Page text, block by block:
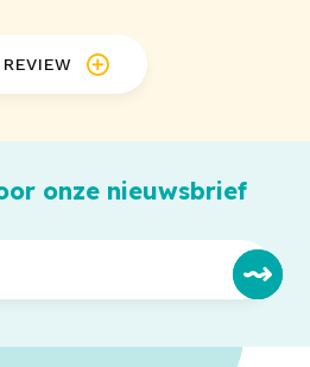
onze nieuwsbrief